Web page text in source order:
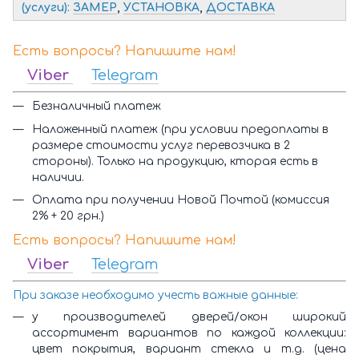
(услуги): ЗАМЕР, УСТАНОВКА, ДОСТАВКА
Есть вопросы? Напишите нам!
Viber Telegram
Безналичный платеж
Наложенный платеж (при условии предоплаты в
размере стоимости услуг перевозчика в 2
стороны). Только на продукцию, кторая есть в
наличии.
Оплата при получении Новой Почтой (комиссия
2% + 20 грн.)
Есть вопросы? Напишите нам!
Viber Telegram
При заказе необходимо учесть важные данные:
у производителей дверей/окон широкий
ассортимент вариантов по каждой коллекции:
цвет покрытия, вариант стекла и т.д. (цена